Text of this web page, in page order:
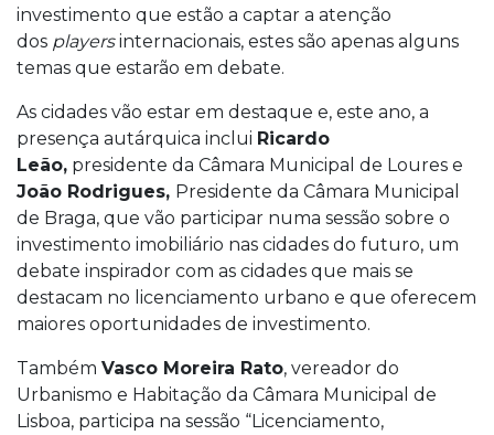
investimento que estão a captar a atenção
dos playersinternacionais, estes são apenas alguns
temas que estarão em debate.
As cidades vão estar em destaque e, este ano, a
presença autárquica inclui Ricardo
Leão, presidente da Câmara Municipal de Loures e
João Rodrigues, Presidente da Câmara Municipal
de Braga, que vão participar numa sessão sobre o
investimento imobiliário nas cidades do futuro, um
debate inspirador com as cidades que mais se
destacam no licenciamento urbano e que oferecem
maiores oportunidades de investimento.
Também Vasco Moreira Rato, vereador do
Urbanismo e Habitação da Câmara Municipal de
Lisboa, participa na sessão “Licenciamento,